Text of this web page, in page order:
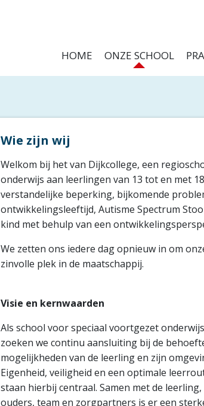
HOME ONZE SCHOOL
Wie zijn wij
Welkom bij het van Dijkcollege, een
onderwijs aan leerlingen van 13 tot en met
verstandelijke beperking, bijkomende
ontwikkelingsleeftijd, Autisme Spectrum
kind met behulp van een
We zetten ons iedere dag opnieuw in om
zinvolle plek in de maatschappij.
Visie en kernwaarden
Als school voor speciaal voortgezet onderwijs
zoeken we continu aansluiting bij de
mogelijkheden van de leerling en zijn
Eigenheid, veiligheid en een optimale
staan hierbij centraal. Samen met de leerling,
ouders, team en zorgpartners is er een